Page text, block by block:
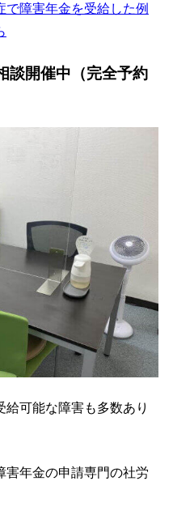
障害年金を受給した例
談開催中（完全予約
可能な障害も多数あり
害年金の申請専門の社労